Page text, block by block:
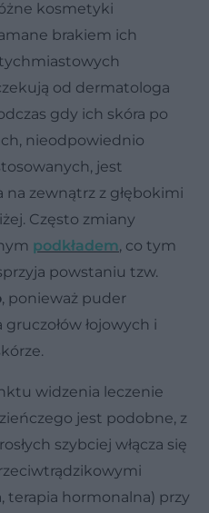
kosmetyki
brakiem ich
od dermatologa
gdy ich skóra po
nieodpowiednio
jest
na zewnątrz z głębokimi
Często zmiany
podkładem, co tym
powstaniu tzw.
, ponieważ puder
łojowych i
widzenia leczenie
jest podobne, z
szybciej włącza się
terapia hormonalna) przy